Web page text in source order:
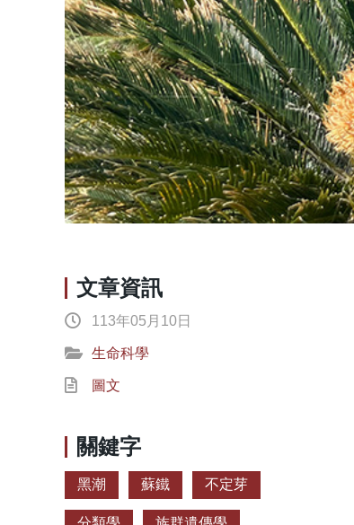
文章資訊
113年05月10日
生命科學
圖文
關鍵字
黑潮 蘇鐵 不定芽